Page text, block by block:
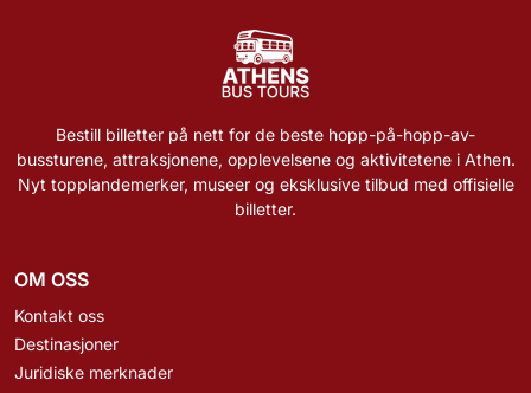
Bestill billetter på nett for de beste hopp-på-hopp-av-
bussturene, attraksjonene, opplevelsene og aktivitetene i Athen.
Nyt topplandemerker, museer og eksklusive tilbud med offisielle
billetter.
OM OSS
Kontakt oss
Destinasjoner
Juridiske merknader